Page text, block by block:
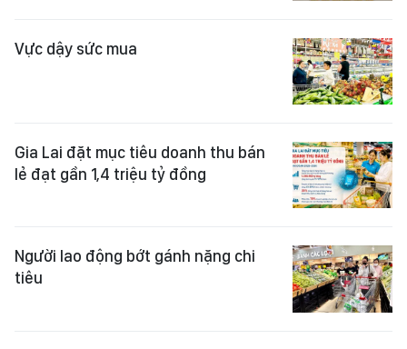
Vực dậy sức mua
Gia Lai đặt mục tiêu doanh thu bán
lẻ đạt gần 1,4 triệu tỷ đồng
Người lao động bớt gánh nặng chi
tiêu